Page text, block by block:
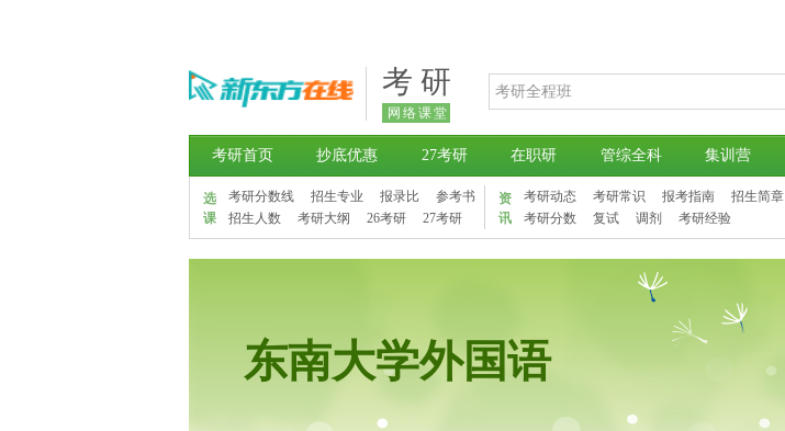
考 研
网络课堂
考研首页 抄底优惠 27考研 在职研 管综全科 集训营
选
课
考研分数线 招生专业 报录比
参考书
招生人数
考研大纲 26考研 27考研
资
讯
考研动态 考研常识 报考指南
招生简章
考研分数
复试 调剂 考研经验
东南大学外国语